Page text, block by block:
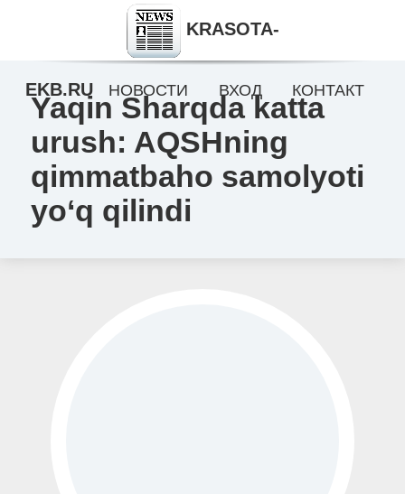
Yaqin Sharqda katta
urush: AQSHning
qimmatbaho samolyoti
yo‘q qilindi
KRASOTA-
EKB.RU НОВОСТИ ВХОД КОНТАКТ